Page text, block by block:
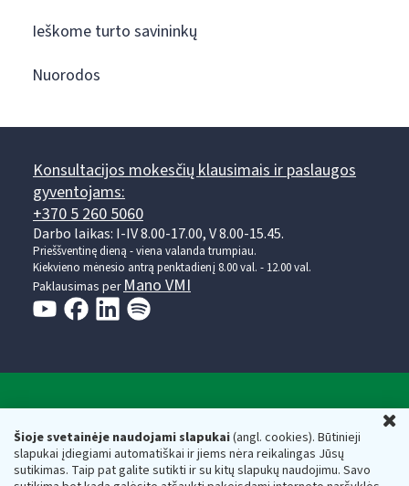
Šioje svetainėje naudojami slapukai(angl. cookies). Būtinieji
slapukai įdiegiami automatiškai ir jiems nėra reikalingas Jūsų
sutikimas. Taip pat galite sutikti ir su kitų slapukų naudojimu. Savo
Ieškome turto savininkų
Nuorodos
Konsultacijos mokesčių klausimais ir paslaugos
gyventojams:
+370 5 260 5060
Darbo laikas: I-IV 8.00-17.00, V 8.00-15.45.
Prieššventinę dieną - viena valanda trumpiau.
Kiekvieno mėnesio antrą penktadienį 8.00 val. - 12.00 val.
Paklausimas per Mano VMI
Respublikos finansų ministerijos
Biudžetinė įstaiga. Juridinio asmens kodas — 188659752,
adresas: Vasario 16-osios g. 14, 01107 Vilnius, Lietuva, el.paštas: